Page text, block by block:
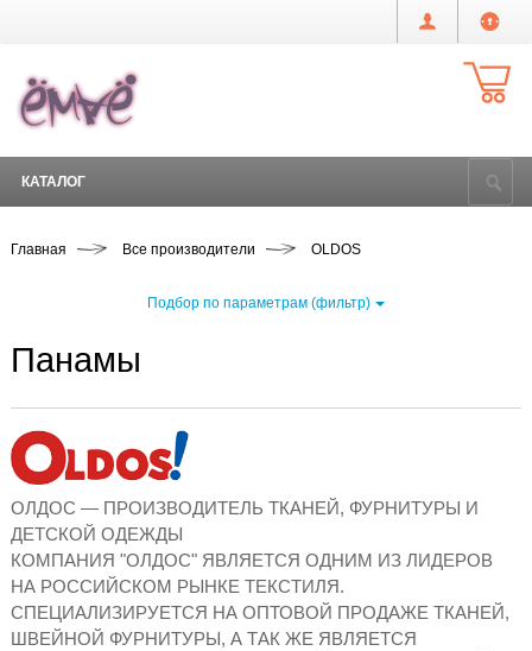
КАТАЛОГ
Главная Все производители OLDOS
Подбор по параметрам (фильтр)
Панамы
ОЛДОС — ПРОИЗВОДИТЕЛЬ ТКАНЕЙ, ФУРНИТУРЫ И
ДЕТСКОЙ ОДЕЖДЫ
КОМПАНИЯ "ОЛДОС" ЯВЛЯЕТСЯ ОДНИМ ИЗ ЛИДЕРОВ
НА РОССИЙСКОМ РЫНКЕ ТЕКСТИЛЯ.
СПЕЦИАЛИЗИРУЕТСЯ НА ОПТОВОЙ ПРОДАЖЕ ТКАНЕЙ,
ШВЕЙНОЙ ФУРНИТУРЫ, А ТАК ЖЕ ЯВЛЯЕТСЯ